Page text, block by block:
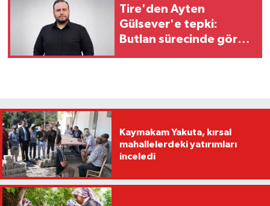
Tire'den Ayten
Gülsever'e tepki:
Butlan sürecinde görev
Kaymakam Yakuta, kırsal
mahallelerdeki yatırımları
inceledi